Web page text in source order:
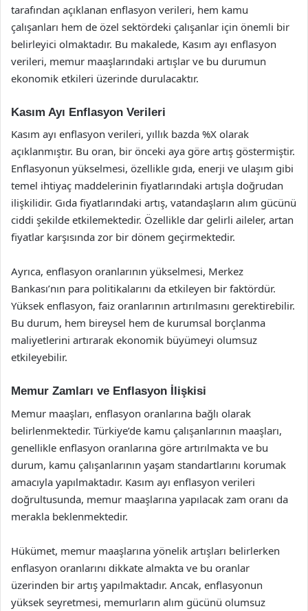
tarafından açıklanan enflasyon verileri, hem kamu
çalışanları hem de özel sektördeki çalışanlar için önemli bir
belirleyici olmaktadır. Bu makalede, Kasım ayı enflasyon
verileri, memur maaşlarındaki artışlar ve bu durumun
ekonomik etkileri üzerinde durulacaktır.
Kasım Ayı Enflasyon Verileri
Kasım ayı enflasyon verileri, yıllık bazda %X olarak
açıklanmıştır. Bu oran, bir önceki aya göre artış göstermiştir.
Enflasyonun yükselmesi, özellikle gıda, enerji ve ulaşım gibi
temel ihtiyaç maddelerinin fiyatlarındaki artışla doğrudan
ilişkilidir. Gıda fiyatlarındaki artış, vatandaşların alım gücünü
ciddi şekilde etkilemektedir. Özellikle dar gelirli aileler, artan
fiyatlar karşısında zor bir dönem geçirmektedir.
Ayrıca, enflasyon oranlarının yükselmesi, Merkez
Bankası’nın para politikalarını da etkileyen bir faktördür.
Yüksek enflasyon, faiz oranlarının artırılmasını gerektirebilir.
Bu durum, hem bireysel hem de kurumsal borçlanma
maliyetlerini artırarak ekonomik büyümeyi olumsuz
etkileyebilir.
Memur Zamları ve Enflasyon İlişkisi
Memur maaşları, enflasyon oranlarına bağlı olarak
belirlenmektedir. Türkiye’de kamu çalışanlarının maaşları,
genellikle enflasyon oranlarına göre artırılmakta ve bu
durum, kamu çalışanlarının yaşam standartlarını korumak
amacıyla yapılmaktadır. Kasım ayı enflasyon verileri
doğrultusunda, memur maaşlarına yapılacak zam oranı da
merakla beklenmektedir.
Hükümet, memur maaşlarına yönelik artışları belirlerken
enflasyon oranlarını dikkate almakta ve bu oranlar
üzerinden bir artış yapılmaktadır. Ancak, enflasyonun
yüksek seyretmesi, memurların alım gücünü olumsuz